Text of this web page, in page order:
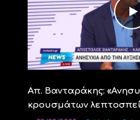
Απ. Βανταράκης:
κρουσμάτων